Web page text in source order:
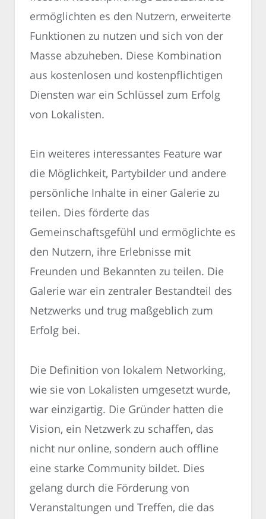
ermöglichten es den Nutzern, erweiterte
Funktionen zu nutzen und sich von der
Masse abzuheben. Diese Kombination
aus kostenlosen und kostenpflichtigen
Diensten war ein Schlüssel zum Erfolg
von Lokalisten.
Ein weiteres interessantes Feature war
die Möglichkeit, Partybilder und andere
persönliche Inhalte in einer Galerie zu
teilen. Dies förderte das
Gemeinschaftsgefühl und ermöglichte es
den Nutzern, ihre Erlebnisse mit
Freunden und Bekannten zu teilen. Die
Galerie war ein zentraler Bestandteil des
Netzwerks und trug maßgeblich zum
Erfolg bei.
Die Definition von lokalem Networking,
wie sie von Lokalisten umgesetzt wurde,
war einzigartig. Die Gründer hatten die
Vision, ein Netzwerk zu schaffen, das
nicht nur online, sondern auch offline
eine starke Community bildet. Dies
gelang durch die Förderung von
Veranstaltungen und Treffen, die das